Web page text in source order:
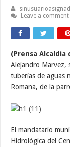
Leave a comment
(Prensa Alcaldía
Alejandro Marvez,
tuberías de aguas
Romana, de la
El mandatario
Hidrológica del